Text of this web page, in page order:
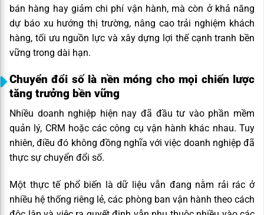
bán hàng hay giảm chi phí vận hành, mà còn ở khả năng
dự báo xu hướng thị trường, nâng cao trải nghiệm khách
hàng, tối ưu nguồn lực và xây dựng lợi thế cạnh tranh bền
vững trong dài hạn.
Chuyển đổi số là nền móng cho mọi chiến lược
tăng trưởng bền vững
Nhiều doanh nghiệp hiện nay đã đầu tư vào phần mềm
quản lý, CRM hoặc các công cụ vận hành khác nhau. Tuy
nhiên, điều đó không đồng nghĩa với việc doanh nghiệp đã
thực sự chuyển đổi số.
Một thực tế phổ biến là dữ liệu vẫn đang nằm rải rác ở
nhiều hệ thống riêng lẻ, các phòng ban vận hành theo cách